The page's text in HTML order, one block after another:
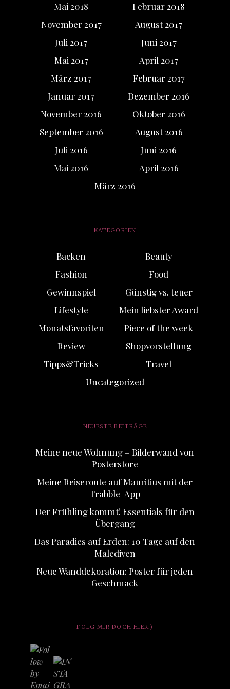
Mai 2018
Februar 2018
November 2017
August 2017
Juli 2017
Juni 2017
Mai 2017
April 2017
März 2017
Februar 2017
Januar 2017
Dezember 2016
November 2016
Oktober 2016
September 2016
August 2016
Juli 2016
Juni 2016
Mai 2016
April 2016
März 2016
KATEGORIEN
Backen
Beauty
Fashion
Food
Gewinnspiel
Günstig vs. teuer
Lifestyle
Mein liebster Award
Monatsfavoriten
Piece of the week
Review
Shopvorstellung
Tipps&Tricks
Travel
Uncategorized
NEUESTE BEITRÄGE
Meine neue Wohnung – Bilderwand von
Posterstore
Meine Reiseroute auf Mauritius mit der
Trabble-App
Der Frühling kommt! Essentials für den
Übergang
Das Paradies auf Erden: 10 Tage auf den
Malediven
Neue Wanddekoration: Poster für jeden
Geschmack
FOLG MIR DOCH HIER:)